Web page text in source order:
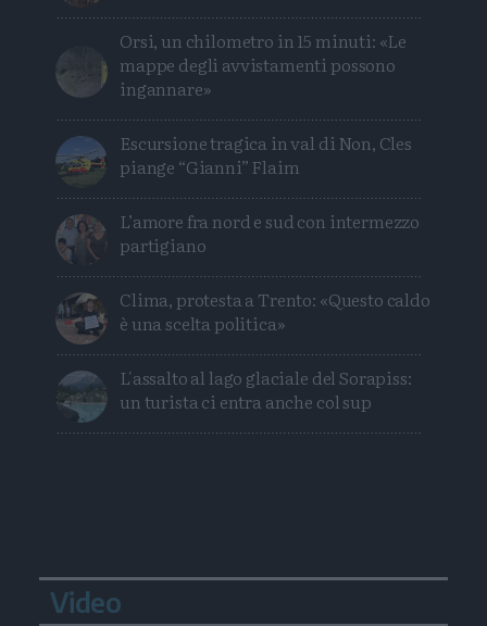
Orsi, un chilometro in 15 minuti: «Le
mappe degli avvistamenti possono
ingannare»
Escursione tragica in val di Non, Cles
piange “Gianni” Flaim
L’amore fra nord e sud con intermezzo
partigiano
Clima, protesta a Trento: «Questo caldo
è una scelta politica»
L'assalto al lago glaciale del Sorapiss:
un turista ci entra anche col sup
Video